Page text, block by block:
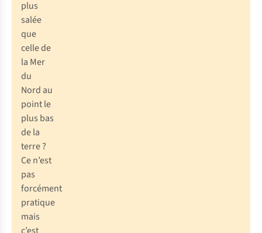
plus
salée
que
celle de
la Mer
du
Nord au
point le
plus bas
de la
terre ?
Ce n’est
pas
forcément
pratique
mais